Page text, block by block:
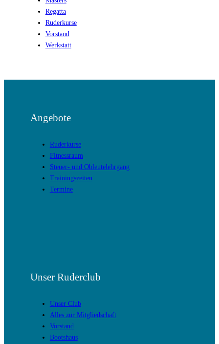
Regatta
Ruderkurse
Vorstand
Werkstatt
Angebote
Ruderkurse
Fitnessraum
Steuer- und Obleutelehrgang
Trainingszeiten
Termine
Unser Ruderclub
Unser Club
Alles zur Mitgliedschaft
Vorstand
Bootshaus